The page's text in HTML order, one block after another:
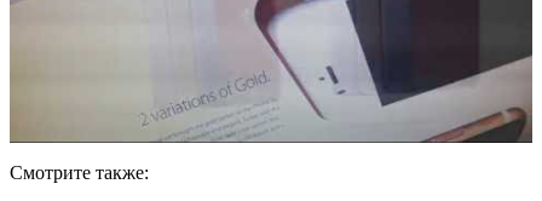
Смотрите также: